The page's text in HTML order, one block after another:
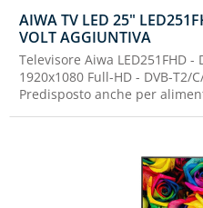
CONTATTACI
AIWA TV LED 25"
VOLT AGGIUNTIVA
Televisore Aiwa LED251FHD
1920x1080 Full-HD - DVB-T2/
Predisposto anche per